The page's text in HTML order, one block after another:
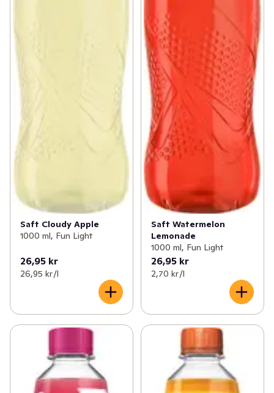
Saft Cloudy Apple
1000 ml, Fun Light
26,95 kr
26,95 kr /l
Saft Watermelon
Lemonade
1000 ml, Fun Light
26,95 kr
2,70 kr /l